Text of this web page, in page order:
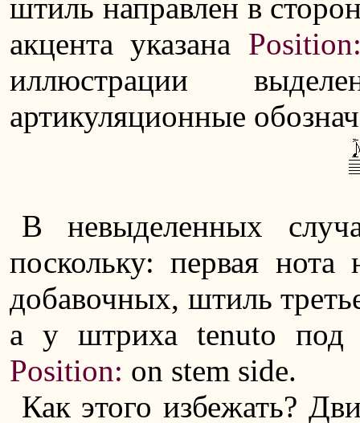
штиль направлен в
акцента указана
иллюстрации
артикуляционные
В невыделенных
поскольку: первая
добавочных, штиль
а у штриха tenuto под
Position: on stem side.
Как этого избежать?